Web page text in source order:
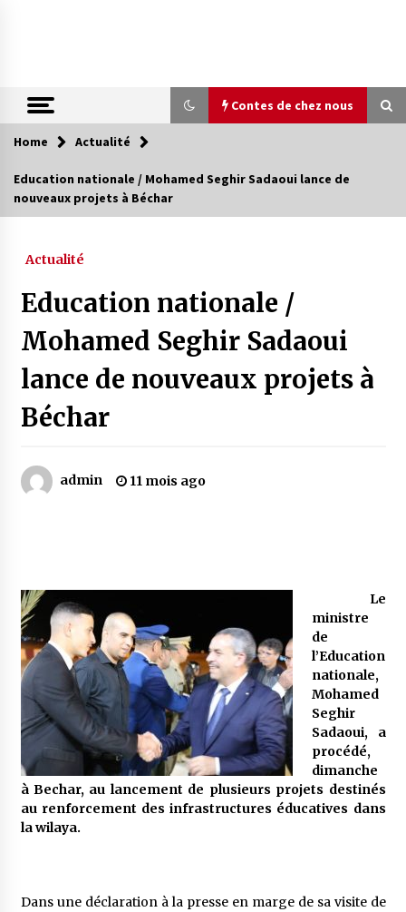
Contes de chez nous
Contes de chez nous
Magie de sorcier
4 ans ago
Oum el Gaïla / L’ogresse du M’zab
4 ans ago
4 ans ago
« Père, tiens-moi, je vais tomber ! »
5 ans ago
Le bouc de l’Au-delà
5 ans ago
Le monstrueux vieillard (Un récit du Sud
algérien)
5 ans ago
Home Actualité
Education nationale / Mohamed Seghir Sadaoui lance de
nouveaux projets à Béchar
Actualité
Education nationale /
Mohamed Seghir Sadaoui
lance de nouveaux projets à
Béchar
admin 11 mois ago
Le
ministre
de
l’Education
nationale,
Mohamed
Seghir
Sadaoui, a
procédé,
dimanche
à Bechar, au lancement de plusieurs projets destinés
au renforcement des infrastructures éducatives dans
la wilaya.
Dans une déclaration à la presse en marge de sa visite de